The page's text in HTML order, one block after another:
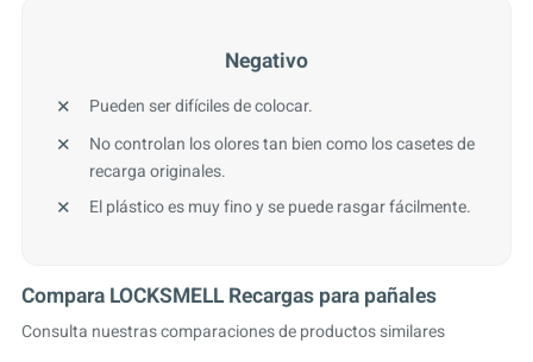
Negativo
Pueden ser difíciles de colocar.
No controlan los olores tan bien como los casetes de
recarga originales.
El plástico es muy fino y se puede rasgar fácilmente.
Compara LOCKSMELL Recargas para pañales
Consulta nuestras comparaciones de productos similares